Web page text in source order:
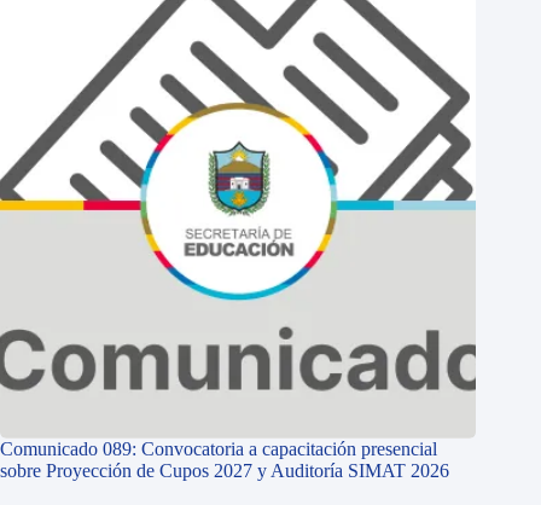
Comunicado 089: Convocatoria a capacitación presencial
sobre Proyección de Cupos 2027 y Auditoría SIMAT 2026